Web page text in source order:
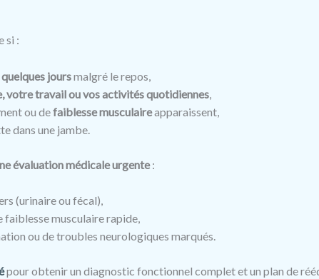
si :
joursmalgré le repos,
votre travail ou vos activités quotidiennes,
ou defaiblesse musculaireapparaissent,
dans une jambe.
évaluation médicale urgente:
(urinaire ou fécal),
faiblesse musculaire rapide,
ou de troubles neurologiques marqués.
pour obtenir un diagnostic fonctionnel complet et un plan de